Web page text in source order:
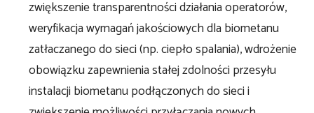
zwiększenie transparentności działania operatorów,
weryfikacja wymagań jakościowych dla biometanu
zatłaczanego do sieci (np. ciepło spalania), wdrożenie
obowiązku zapewnienia stałej zdolności przesyłu
instalacji biometanu podłączonych do sieci i